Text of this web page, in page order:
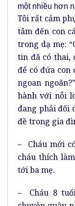
một nhiều hơn
Tôi rất cảm
tâm đến con
trong dạ mẹ:
tin đã có thai,
để có đứa con
ngoan
hành với nỗi
đang phải đối
đề trong gia
– Cháu mới
cháu thích
tới ba mẹ.
– Cháu 8